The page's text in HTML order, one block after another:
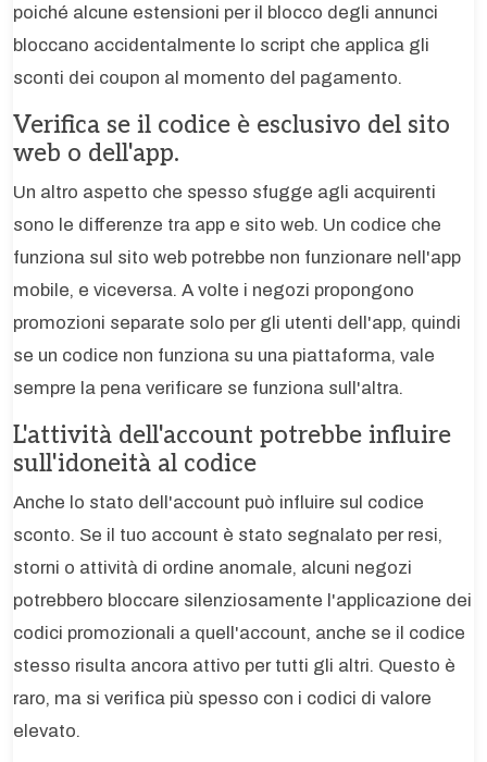
poiché alcune estensioni per il blocco degli annunci
bloccano accidentalmente lo script che applica gli
sconti dei coupon al momento del pagamento.
Verifica se il codice è esclusivo del sito
web o dell'app.
Un altro aspetto che spesso sfugge agli acquirenti
sono le differenze tra app e sito web. Un codice che
funziona sul sito web potrebbe non funzionare nell'app
mobile, e viceversa. A volte i negozi propongono
promozioni separate solo per gli utenti dell'app, quindi
se un codice non funziona su una piattaforma, vale
sempre la pena verificare se funziona sull'altra.
L'attività dell'account potrebbe influire
sull'idoneità al codice
Anche lo stato dell'account può influire sul codice
sconto. Se il tuo account è stato segnalato per resi,
storni o attività di ordine anomale, alcuni negozi
potrebbero bloccare silenziosamente l'applicazione dei
codici promozionali a quell'account, anche se il codice
stesso risulta ancora attivo per tutti gli altri. Questo è
raro, ma si verifica più spesso con i codici di valore
elevato.